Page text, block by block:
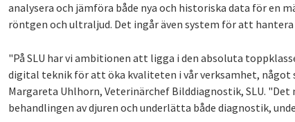
analysera och jämföra både nya och historiska data för en
röntgen och ultraljud. Det ingår även system för att
"På SLU har vi ambitionen att ligga i den absoluta
digital teknik för att öka kvaliteten i vår verksamhet, något
Margareta Uhlhorn, Veterinärchef Bilddiagnostik, SLU.
behandlingen av djuren och underlätta både diagnostik,